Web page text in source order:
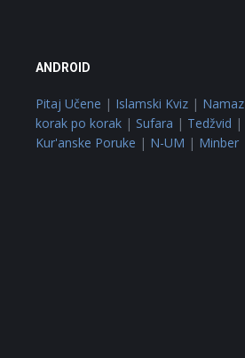
ANDROID
Pitaj Učene | Islamski Kviz| Namaz
korak po korak| Sufara | Tedžvid |
Kur'anske Poruke | N-UM | Minber